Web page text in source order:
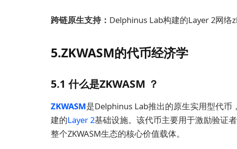
跨链原生支持： Delphinus Lab构建的Layer 2网络
5.ZKWASM的代币经济学
5.1 什么是ZKWASM ？
ZKWASM是Delphinus Lab推出的原生实用型代币
建的Layer 2基础设施。该代币主要用于激励验证
整个ZKWASM生态的核心价值载体。